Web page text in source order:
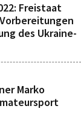
Freistaat
des Ukraine-
Marko